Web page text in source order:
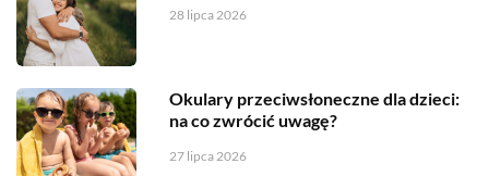
28 lipca 2026
Okulary przeciwsłoneczne dla dzieci:
na co zwrócić uwagę?
27 lipca 2026